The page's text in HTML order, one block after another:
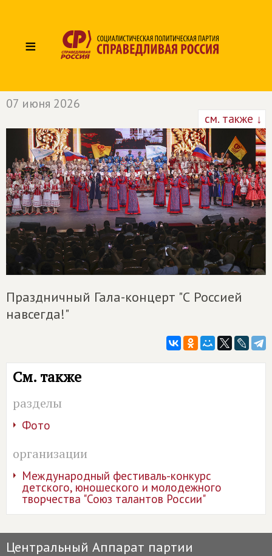
≡
07 июня 2026
см. также ↓
Праздничный Гала-концерт "С Россией
навсегда!"
См. также
разделы
Фото
организации
Международный фестиваль-конкурс
детского, юношеского и молодежного
творчества "Союз талантов России"
Центральный Аппарат партии